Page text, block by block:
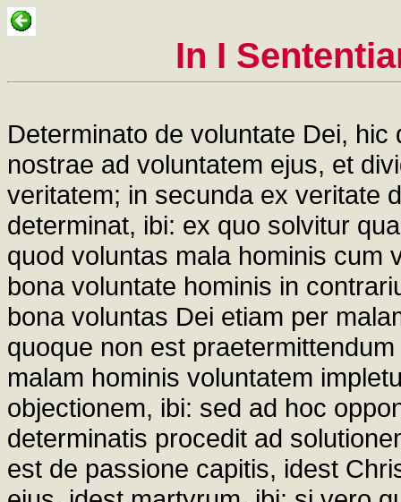
In I
Determinato de voluntate Dei,
nostrae ad voluntatem ejus, et
veritatem; in secunda ex veritate
determinat, ibi: ex quo solvitur
quod voluntas mala hominis cum
bona voluntate hominis in
bona voluntas Dei etiam per
quoque non est
malam hominis voluntatem
objectionem, ibi: sed ad hoc
determinatis procedit ad
est de passione capitis, idest